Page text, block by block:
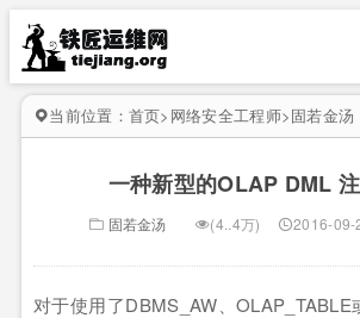
当前位置： 首页> 网络安全工程师>固若金汤
一种新型的OLAP DML
固若金汤 (4..4万) 2016-09-
对于使用了DBMS_AW、